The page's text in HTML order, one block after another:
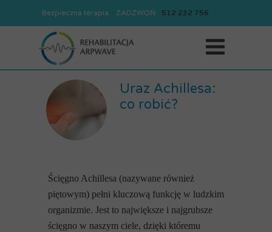
Bezpieczna terapia. ZADZWOŃ 512 232 756
REJESTRACJA 512 232 756
Uraz Achillesa:
co robić?
Ścięgno Achillesa (nazywane również
piętowym) pełni kluczową funkcję w ludzkim
organizmie. Jest to największe i najgrubsze
ścięgno w naszym ciele, dzięki któremu